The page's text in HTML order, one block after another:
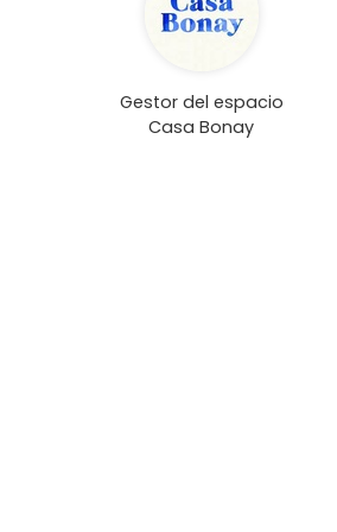
Gestor del espacio
Casa Bonay